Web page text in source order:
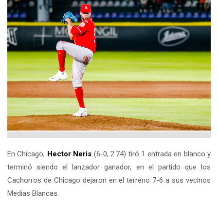
En Chicago, Hector Neris (6-0, 2.74) tiró 1 entrada en blanco y
terminó siendo el lanzador ganador, en el partido que los
Cachorros de Chicago dejaron en el terreno 7-6 a sus vecinos
Medias Blancas.